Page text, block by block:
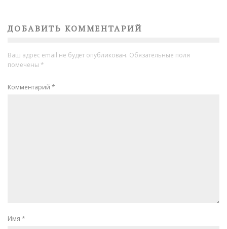
ДОБАВИТЬ КОММЕНТАРИЙ
Ваш адрес email не будет опубликован. Обязательные поля
помечены *
Комментарий *
Имя *